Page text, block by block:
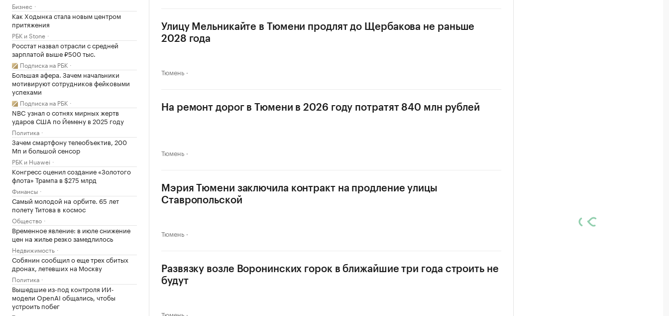
Бизнес
Как Ходынка стала новым центром
притяжения
РБК и Stone
Росстат назвал отрасли с средней
зарплатой выше ₽500 тыс.
Подписка на РБК
Большая афера. Зачем начальники
мотивируют сотрудников фейковыми
успехами
Подписка на РБК
NBC узнал о сотнях мирных жертв
ударов США по Йемену в 2025 году
Политика
Зачем смартфону телеобъектив, 200
Мп и большой сенсор
РБК и Huawei
Конгресс оценил создание «Золотого
флота» Трампа в $275 млрд
Финансы
Самый молодой на орбите. 65 лет
полету Титова в космос
Общество
Временное явление: в июле снижение
цен на жилье резко замедлилось
Недвижимость
Собянин сообщил о еще трех сбитых
дронах, летевших на Москву
Политика
Вышедшие из-под контроля ИИ-
модели OpenAI общались, чтобы
устроить побег
Улицу Мельникайте в Тюмени продлят до Щербакова не раньше
2028 года
Тюмень
На ремонт дорог в Тюмени в 2026 году потратят 840 млн рублей
Тюмень
Мэрия Тюмени заключила контракт на продление улицы
Ставропольской
Тюмень
Развязку возле Воронинских горок в ближайшие три года строить не
будут
Тюмень